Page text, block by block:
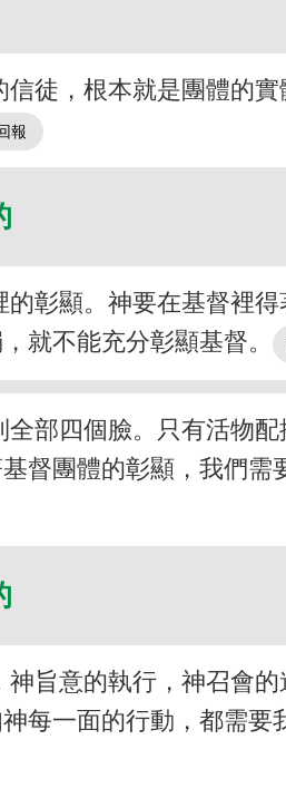
徒，根本就是團體的
彰顯。神要在基督裡
就不能充分彰顯基督。
部四個臉。只有活物
督團體的彰顯，我們需
旨意的執行，神召會
每一面的行動，都需要